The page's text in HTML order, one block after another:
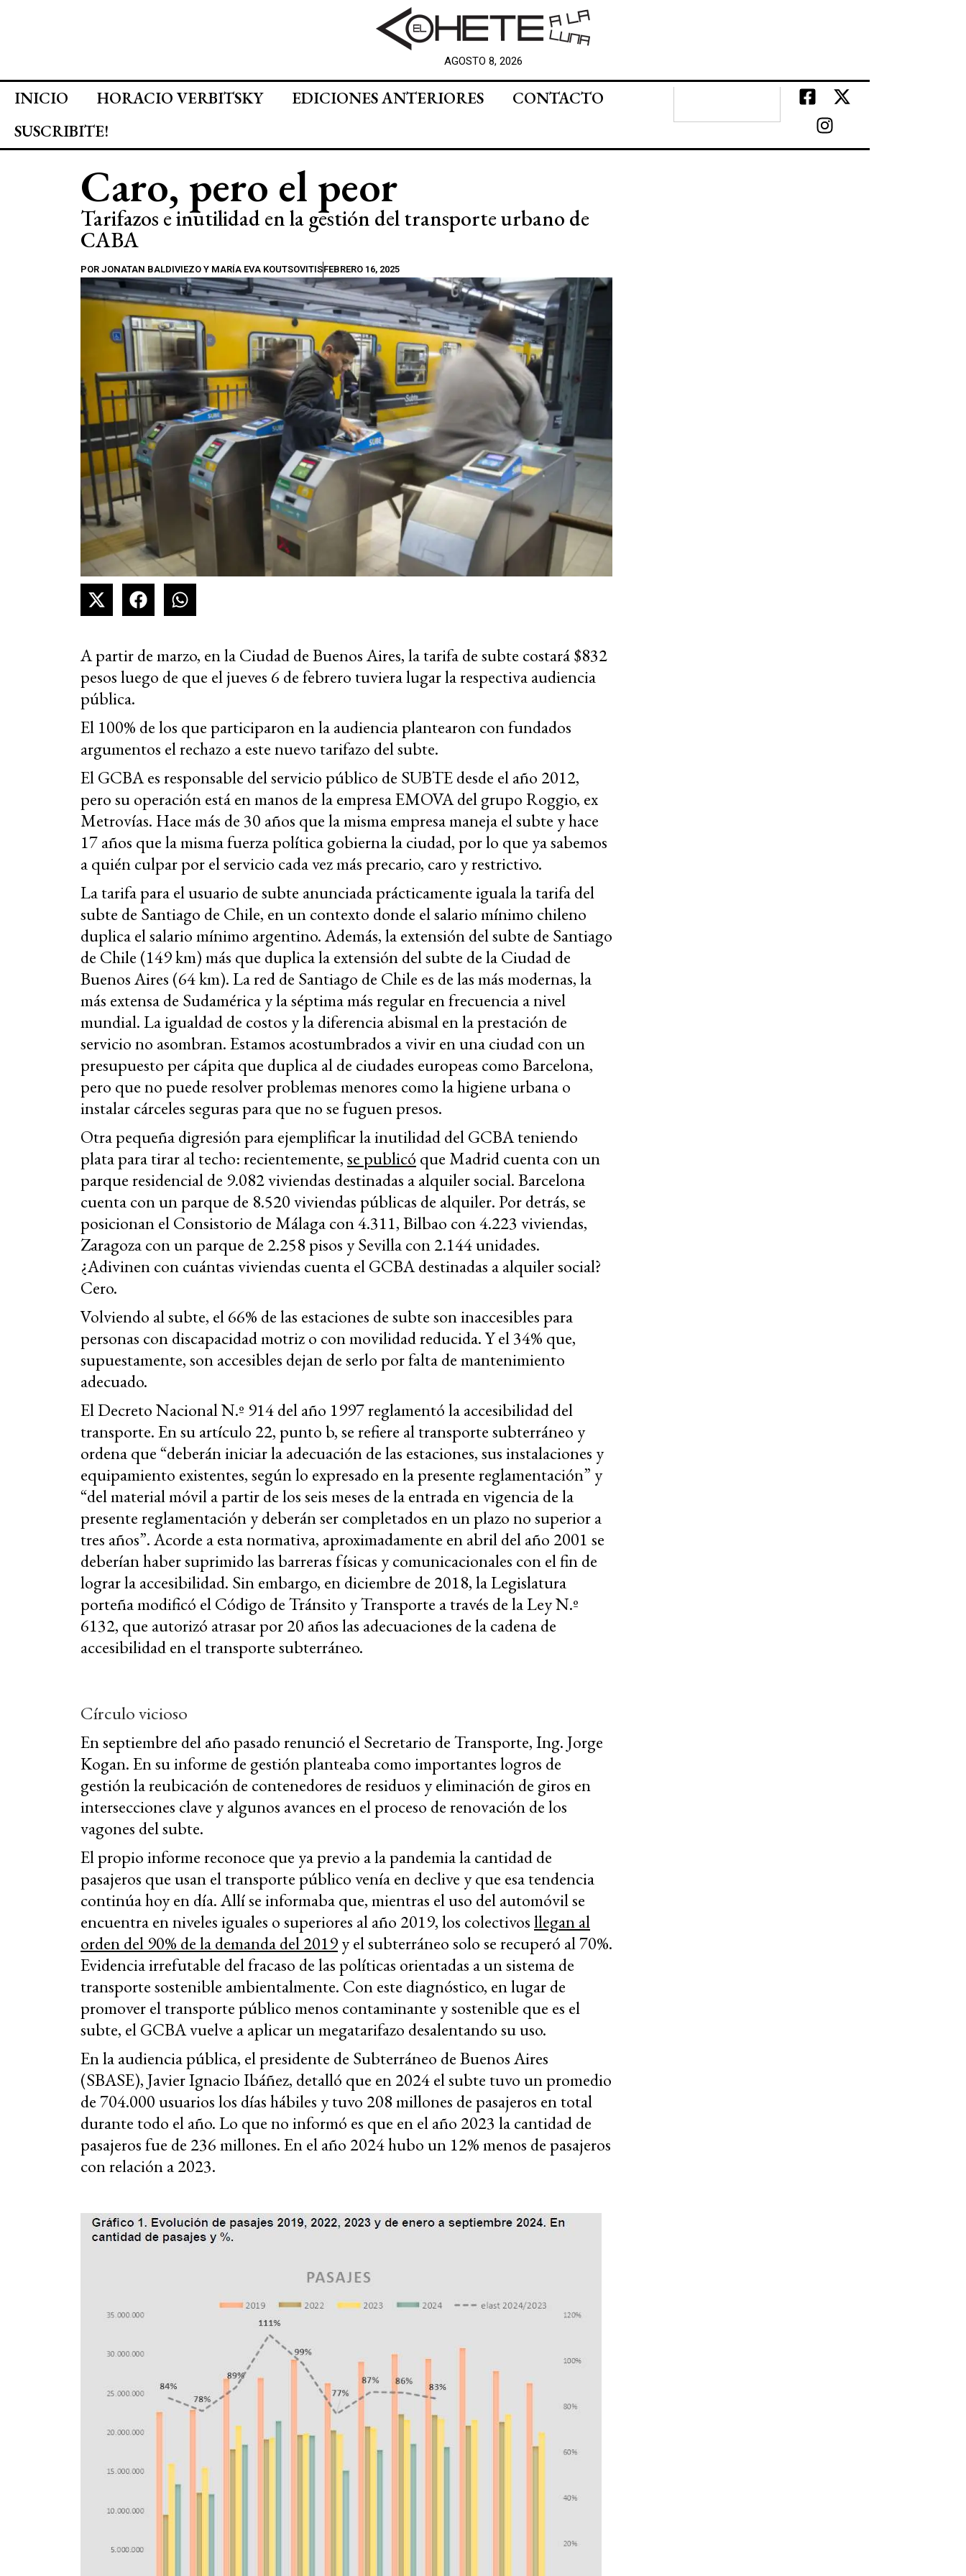
AGOSTO 8, 2026
INICIO HORACIO VERBITSKY EDICIONES ANTERIORES
CONTACTO
SUSCRIBITE!
Caro, pero el peor
Tarifazos e inutilidad en la gestión del transporte urbano de
CABA
POR JONATAN BALDIVIEZO Y MARÍA EVA KOUTSOVITISFEBRERO 16, 2025
A partir de marzo, en la Ciudad de Buenos Aires, la tarifa de subte costará $832
pesos luego de que el jueves 6 de febrero tuviera lugar la respectiva audiencia
pública.
El 100% de los que participaron en la audiencia plantearon con fundados
argumentos el rechazo a este nuevo tarifazo del subte.
El GCBA es responsable del servicio público de SUBTE desde el año 2012,
pero su operación está en manos de la empresa EMOVA del grupo Roggio, ex
Metrovías. Hace más de 30 años que la misma empresa maneja el subte y hace
17 años que la misma fuerza política gobierna la ciudad, por lo que ya sabemos
a quién culpar por el servicio cada vez más precario, caro y restrictivo.
La tarifa para el usuario de subte anunciada prácticamente iguala la tarifa del
subte de Santiago de Chile, en un contexto donde el salario mínimo chileno
duplica el salario mínimo argentino. Además, la extensión del subte de Santiago
de Chile (149 km) más que duplica la extensión del subte de la Ciudad de
Buenos Aires (64 km). La red de Santiago de Chile es de las más modernas, la
más extensa de Sudamérica y la séptima más regular en frecuencia a nivel
mundial. La igualdad de costos y la diferencia abismal en la prestación de
servicio no asombran. Estamos acostumbrados a vivir en una ciudad con un
presupuesto per cápita que duplica al de ciudades europeas como Barcelona,
pero que no puede resolver problemas menores como la higiene urbana o
instalar cárceles seguras para que no se fuguen presos.
Otra pequeña digresión para ejemplificar la inutilidad del GCBA teniendo
plata para tirar al techo: recientemente,se publicó que Madrid cuenta con un
parque residencial de 9.082 viviendas destinadas a alquiler social. Barcelona
cuenta con un parque de 8.520 viviendas públicas de alquiler. Por detrás, se
posicionan el Consistorio de Málaga con 4.311, Bilbao con 4.223 viviendas,
Zaragoza con un parque de 2.258 pisos y Sevilla con 2.144 unidades.
¿Adivinen con cuántas viviendas cuenta el GCBA destinadas a alquiler social?
Cero.
Volviendo al subte, el 66% de las estaciones de subte son inaccesibles para
personas con discapacidad motriz o con movilidad reducida. Y el 34% que,
supuestamente, son accesibles dejan de serlo por falta de mantenimiento
adecuado.
El Decreto Nacional N.º 914 del año 1997 reglamentó la accesibilidad del
transporte. En su artículo 22, punto b, se refiere al transporte subterráneo y
ordena que “deberán iniciar la adecuación de las estaciones, sus instalaciones y
equipamiento existentes, según lo expresado en la presente reglamentación” y
“del material móvil a partir de los seis meses de la entrada en vigencia de la
presente reglamentación y deberán ser completados en un plazo no superior a
tres años”. Acorde a esta normativa, aproximadamente en abril del año 2001 se
deberían haber suprimido las barreras físicas y comunicacionales con el fin de
lograr la accesibilidad. Sin embargo, en diciembre de 2018, la Legislatura
porteña modificó el Código de Tránsito y Transporte a través de la Ley N.º
6132, que autorizó atrasar por 20 años las adecuaciones de la cadena de
accesibilidad en el transporte subterráneo.
Círculo vicioso
En septiembre del año pasado renunció el Secretario de Transporte, Ing. Jorge
Kogan. En su informe de gestión planteaba como importantes logros de
gestión la reubicación de contenedores de residuos y eliminación de giros en
intersecciones clave y algunos avances en el proceso de renovación de los
vagones del subte.
El propio informe reconoce que ya previo a la pandemia la cantidad de
pasajeros que usan el transporte público venía en declive y que esa tendencia
continúa hoy en día. Allí se informaba que, mientras el uso del automóvil se
encuentra en niveles iguales o superiores al año 2019, los colectivosllegan al
orden del 90% de la demanda del 2019y el subterráneo solo se recuperó al 70%.
Evidencia irrefutable del fracaso de las políticas orientadas a un sistema de
transporte sostenible ambientalmente. Con este diagnóstico, en lugar de
promover el transporte público menos contaminante y sostenible que es el
subte, el GCBA vuelve a aplicar un megatarifazo desalentando su uso.
En la audiencia pública, el presidente de Subterráneo de Buenos Aires
(SBASE), Javier Ignacio Ibáñez, detalló que en 2024 el subte tuvo un promedio
de 704.000 usuarios los días hábiles y tuvo 208 millones de pasajeros en total
durante todo el año. Lo que no informó es que en el año 2023 la cantidad de
pasajeros fue de 236 millones. En el año 2024 hubo un 12% menos de pasajeros
con relación a 2023.